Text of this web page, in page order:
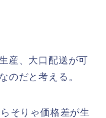
産、大口配送が可
のだと考える。
そりゃ価格差が生